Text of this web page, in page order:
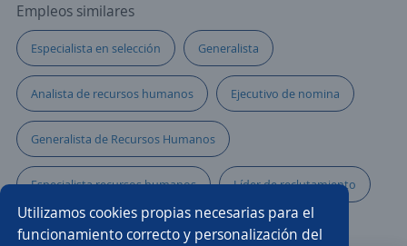
Utilizamos cookies propias necesarias para el
funcionamiento correcto y personalización del
Empleos similares
Especialista en selección Generalista
Analista de recursos humanos Ejecutivo de nomina
Generalista de Recursos Humanos
Especialista recursos humanos Líder de reclutamiento
Comercial telefonía Analista de nómina e imss